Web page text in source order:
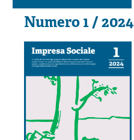
Numero 1 / 2024